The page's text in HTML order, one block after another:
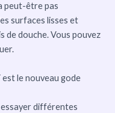
peut-être pas
surfaces lisses et
de douche. Vous pouvez
le nouveau gode
différentes